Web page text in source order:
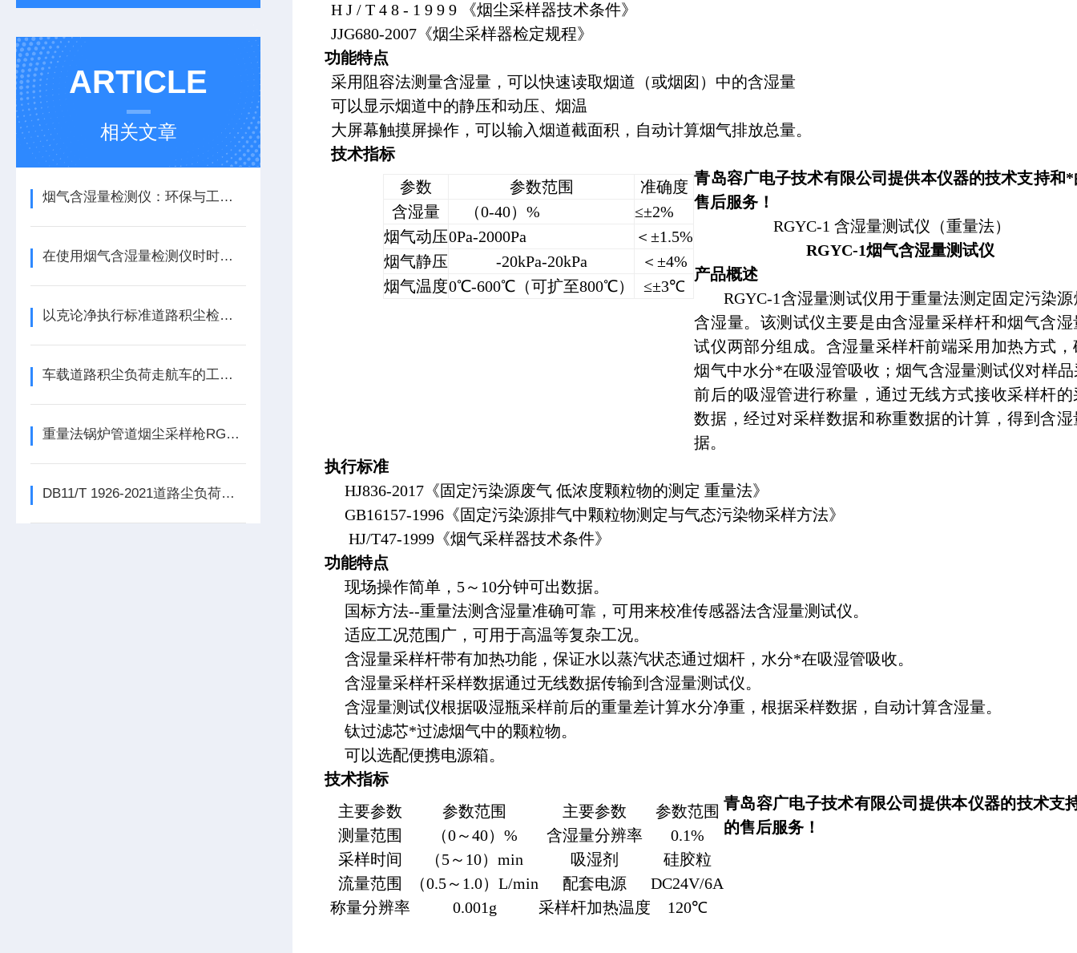
ARTICLE
相关文章
烟气含湿量检测仪：环保与工业生产的得力助手
在使用烟气含湿量检测仪时时要注意这些事项才行
以克论净执行标准道路积尘检测方法以及设备
车载道路积尘负荷走航车的工作原理与应用
重量法锅炉管道烟尘采样枪RGCY-1
DB11/T 1926-2021道路尘负荷车载移动监测与评价技术规范
H J / T 4 8 - 1 9 9 9 《烟尘采样器技术条件》
JJG680-2007《烟尘采样器检定规程》
功能特点
采用阻容法测量含湿量，可以快速读取烟道（或烟囱）中的含湿量
可以显示烟道中的静压和动压、烟温
大屏幕触摸屏操作，可以输入烟道截面积，自动计算烟气排放总量。
技术指标
参数
参数范围
准确度
含湿量
（0-40）%
≤±2%
烟气动压0Pa-2000Pa
＜±1.5%
烟气静压
-20kPa-20kPa
＜±4%
烟气温度0℃-600℃（可扩至800℃） ≤±3℃
青岛容广电子技术有限公司提供本仪器的技术支持和*
售后服务！
RGYC-1 含湿量测试仪（重量法）
RGYC-1烟气含湿量测试仪
产品概述
RGYC-1含湿量测试仪用于重量法测定固定污染源
含湿量。该测试仪主要是由含湿量采样杆和烟气含湿
试仪两部分组成。含湿量采样杆前端采用加热方式，
烟气中水分*在吸湿管吸收；烟气含湿量测试仪对样品
前后的吸湿管进行称量，通过无线方式接收采样杆的
数据，经过对采样数据和称重数据的计算，得到含湿
据。
执行标准
HJ836-2017《固定污染源废气 低浓度颗粒物的测定 重量法》
GB16157-1996《固定污染源排气中颗粒物测定与气态污染物采样方法》
HJ/T47-1999《烟气采样器技术条件》
功能特点
现场操作简单，5～10分钟可出数据。
国标方法--重量法测含湿量准确可靠，可用来校准传感器法含湿量测试仪。
适应工况范围广，可用于高温等复杂工况。
含湿量采样杆带有加热功能，保证水以蒸汽状态通过烟杆，水分*在吸湿管吸收。
含湿量采样杆采样数据通过无线数据传输到含湿量测试仪。
含湿量测试仪根据吸湿瓶采样前后的重量差计算水分净重，根据采样数据，自动计算含湿量。
钛过滤芯*过滤烟气中的颗粒物。
可以选配便携电源箱。
技术指标
主要参数
参数范围 主要参数
参数范围
测量范围
（0～40）% 含湿量分辨率
0.1%
采样时间
（5～10）min 吸湿剂
硅胶粒
流量范围
（0.5～1.0）L/min 配套电源
DC24V/6A
称量分辨率
0.001g 采样杆加热温度 120℃
青岛容广电子技术有限公司提供本仪器的技术支
的售后服务！